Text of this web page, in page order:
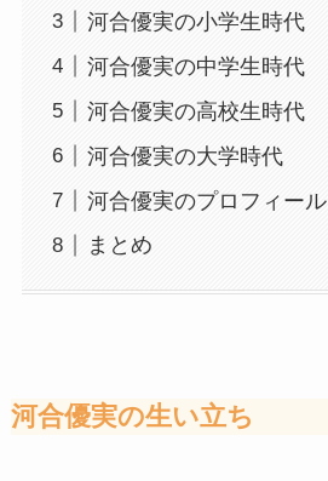
河合優実の小学生時代
河合優実の中学生時代
河合優実の高校生時代
河合優実の大学時代
河合優実のプロフィール
まとめ
河合優実の生い立ち